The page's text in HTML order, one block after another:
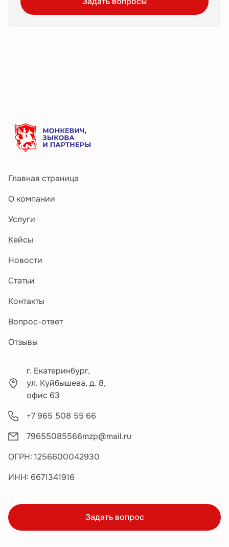
Главная страница
О компании
Услуги
Кейсы
Новости
Статьи
Контакты
Вопрос-ответ
Отзывы
г. Екатеринбург,
ул. Куйбышева, д. 8,
офис 63
+7 965 508 55 66
79655085566mzp@mail.ru
ОГРН: 1256600042930
ИНН: 6671341916
Задать вопрос